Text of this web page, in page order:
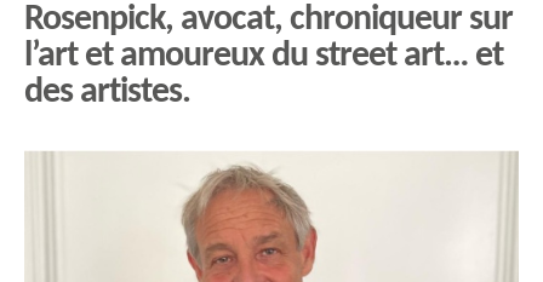
Rosenpick, avocat, chroniqueur sur
l’art et amoureux du street art… et
des artistes.